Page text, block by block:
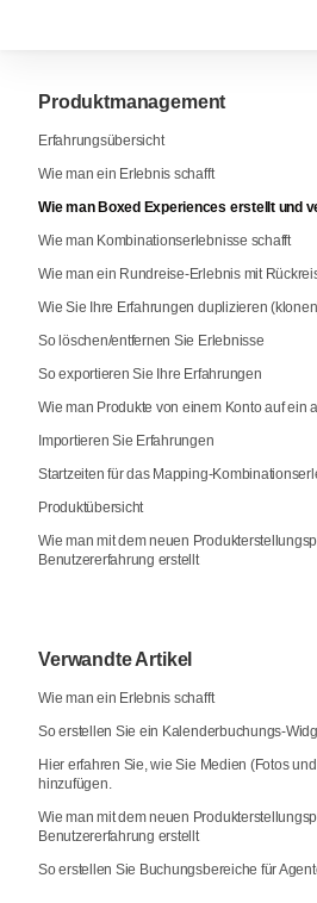
Produktmanagement
Erfahrungsübersicht
Wie man ein Erlebnis schafft
Wie man Boxed Experiences erstellt und
Wie man Kombinationserlebnisse schafft
Wie man ein Rundreise-Erlebnis mit
Wie Sie Ihre Erfahrungen duplizieren
So löschen/entfernen Sie Erlebnisse
So exportieren Sie Ihre Erfahrungen
Wie man Produkte von einem Konto auf ein
Importieren Sie Erfahrungen
Startzeiten für das Mapping-
Produktübersicht
Wie man mit dem neuen
Benutzererfahrung erstellt
Verwandte Artikel
Wie man ein Erlebnis schafft
So erstellen Sie ein Kalenderbuchungs-
Hier erfahren Sie, wie Sie Medien (Fotos
hinzufügen.
Wie man mit dem neuen
Benutzererfahrung erstellt
So erstellen Sie Buchungsbereiche für